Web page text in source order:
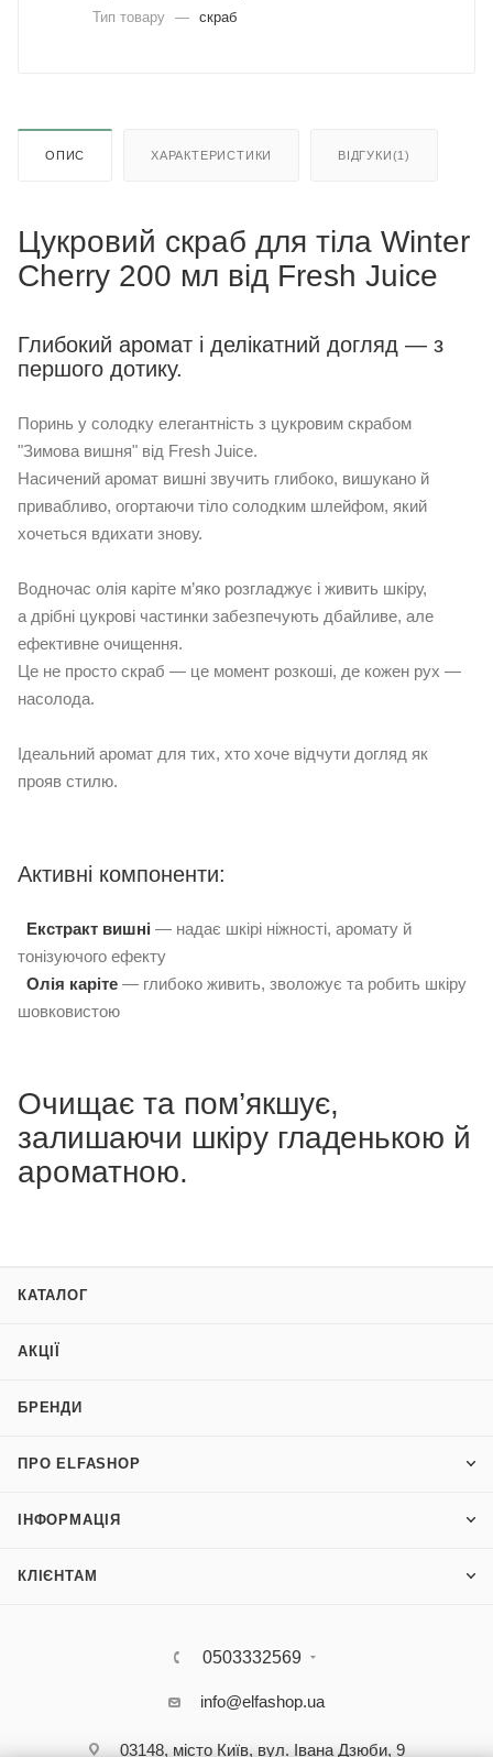
Тип товару — скраб
ОПИС ХАРАКТЕРИСТИКИ ВІДГУКИ(1)
Цукровий скраб для тіла Winter
Cherry 200 мл від Fresh Juice
Глибокий аромат і делікатний догляд — з
першого дотику.
Поринь у солодку елегантність з цукровим скрабом
"Зимова вишня" від Fresh Juice.
Насичений аромат вишні звучить глибоко, вишукано й
привабливо, огортаючи тіло солодким шлейфом, який
хочеться вдихати знову.
Водночас олія каріте м’яко розгладжує і живить шкіру,
а дрібні цукрові частинки забезпечують дбайливе, але
ефективне очищення.
Це не просто скраб — це момент розкоші, де кожен рух —
насолода.
Ідеальний аромат для тих, хто хоче відчути догляд як
прояв стилю.
Активні компоненти:
Екстракт вишні — надає шкірі ніжності, аромату й
тонізуючого ефекту
Олія каріте — глибоко живить, зволожує та робить шкіру
шовковистою
Очищає та пом’якшує,
залишаючи шкіру гладенькою й
ароматною.
КАТАЛОГ
АКЦІЇ
БРЕНДИ
ПРО ELFASHOP
ІНФОРМАЦІЯ
КЛІЄНТАМ
0503332569
info@elfashop.ua
03148, місто Київ, вул. Івана Дзюби, 9